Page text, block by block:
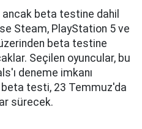
ancak beta testine dahil
Steam, PlayStation 5 ve
beta testine
Seçilen oyuncular, bu
deneme imkanı
beta testi, 23 Temmuz'da
sürecek.